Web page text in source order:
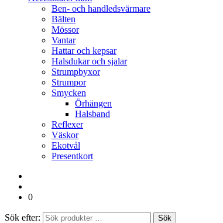
Ben- och handledsvärmare
Bälten
Mössor
Vantar
Hattar och kepsar
Halsdukar och sjalar
Strumpbyxor
Strumpor
Smycken
Örhängen
Halsband
Reflexer
Väskor
Ekotvål
Presentkort
0
Sök efter: Sök